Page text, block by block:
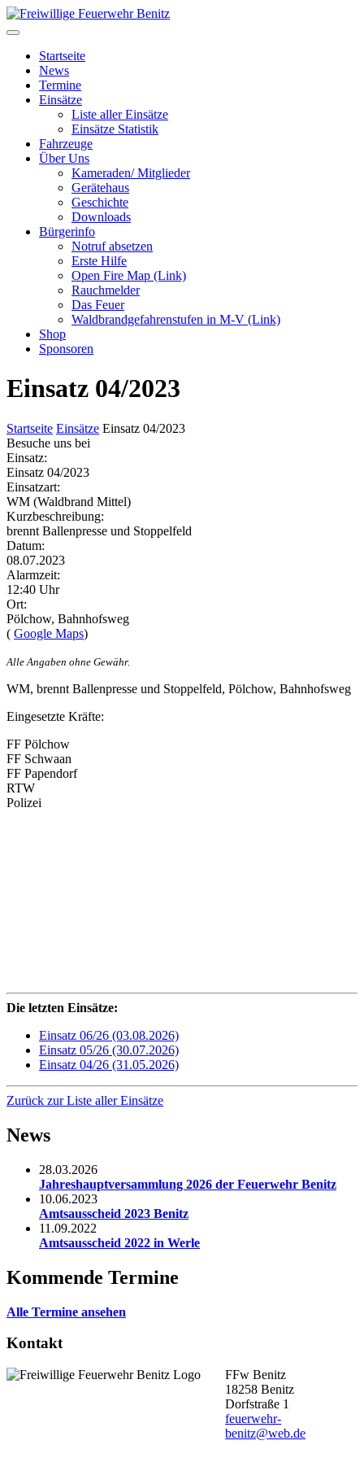
Skip
to
Startseite
News
Termine
Einsätze
Liste aller Einsätze
Einsätze Statistik
Fahrzeuge
Über Uns
Kameraden/ Mitglieder
Gerätehaus
Geschichte
Downloads
Bürgerinfo
Notruf absetzen
Erste Hilfe
Open Fire Map (Link)
Rauchmelder
Das Feuer
Waldbrandgefahrenstufen in M-V (Link)
Shop
Sponsoren
Einsatz 04/2023
Startseite Einsätze Einsatz 04/2023
Besuche uns bei
Einsatz:
Einsatz 04/2023
Einsatzart:
WM (Waldbrand Mittel)
Kurzbeschreibung:
brennt Ballenpresse und Stoppelfeld
Datum:
08.07.2023
Alarmzeit:
12:40 Uhr
Ort:
Pölchow, Bahnhofsweg
( Google Maps)
Alle Angaben ohne Gewähr.
WM, brennt Ballenpresse und Stoppelfeld, Pölchow, Bahnhofsweg
Eingesetzte Kräfte:
FF Pölchow
FF Schwaan
FF Papendorf
RTW
Polizei
Die letzten Einsätze:
Einsatz 06/26 (03.08.2026)
Einsatz 05/26 (30.07.2026)
Einsatz 04/26 (31.05.2026)
Zurück zur Liste aller Einsätze
News
28.03.2026
Jahreshauptversammlung 2026 der Feuerwehr Benitz
10.06.2023
Amtsausscheid 2023 Benitz
11.09.2022
Amtsausscheid 2022 in Werle
Kommende Termine
Alle Termine ansehen
Kontakt
FFw Benitz
18258 Benitz
Dorfstraße 1
feuerwehr-
benitz@web.de